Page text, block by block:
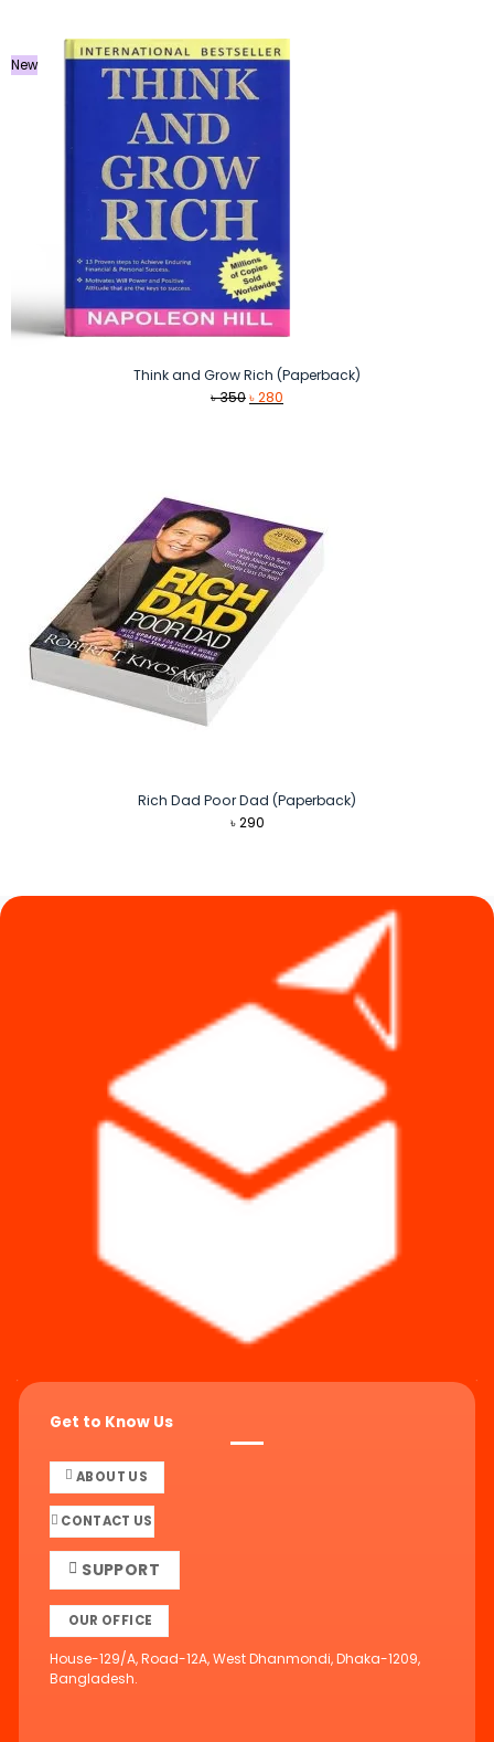
New
Think and Grow Rich (Paperback)
৳350Original
৳280
Rich Dad Poor Dad (Paperback)
৳290
Get to Know Us
ABOUT US
CONTACT US
SUPPORT
OUR OFFICE
House-129/A, Road-12A, West Dhanmondi, Dhaka-1209,
Bangladesh.